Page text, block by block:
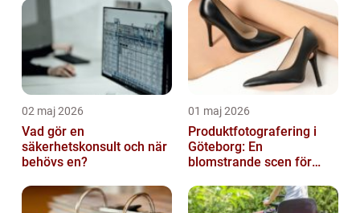
02 maj 2026
Vad gör en
säkerhetskonsult och när
behövs en?
01 maj 2026
Produktfotografering i
Göteborg: En
blomstrande scen för